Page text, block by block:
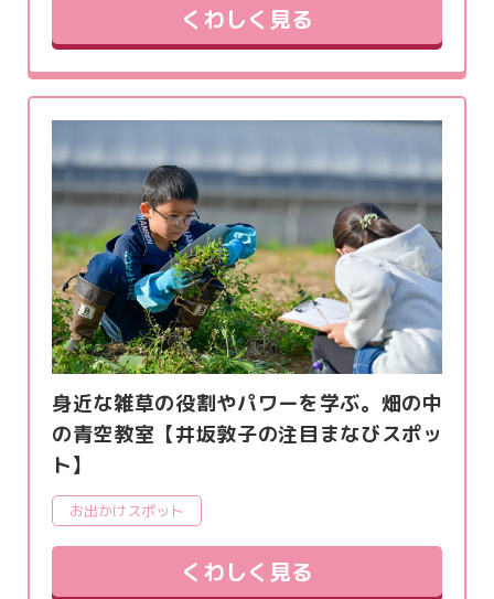
くわしく見る
身近な雑草の役割やパワーを学ぶ。畑の中
の青空教室【井坂敦子の注目まなびスポッ
ト】
お出かけスポット
くわしく見る